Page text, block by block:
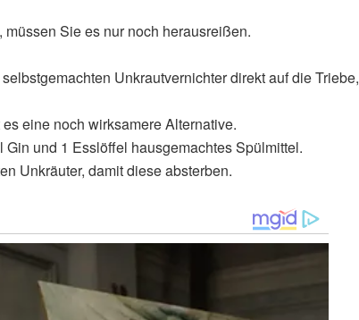
Sie es nur noch herausreißen.
Unkrautvernichter direkt auf die Triebe,
eine noch wirksamere Alternative.
und 1 Esslöffel hausgemachtes Spülmittel.
Unkräuter, damit diese absterben.